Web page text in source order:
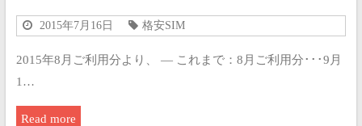
2015年7月16日 格安SIM
2015年8月ご利用分より、 — これまで：8月ご利用分･･･9月
1…
Read more